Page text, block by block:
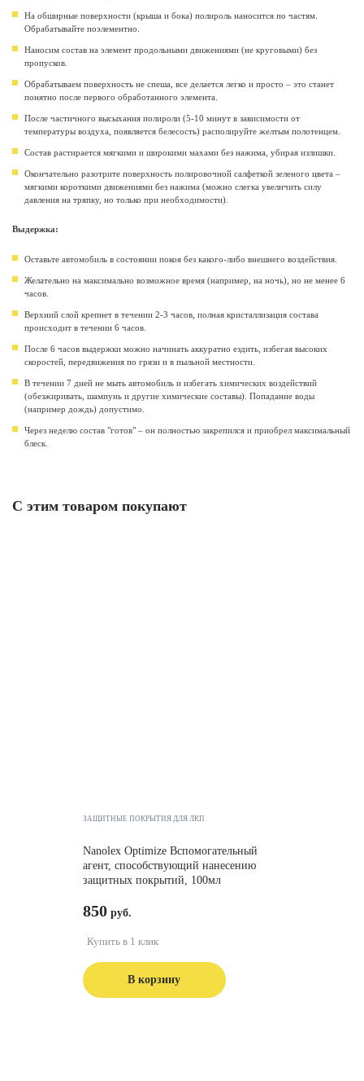
На обширные поверхности (крыша и бока) полироль наносится по частям.
Обрабатывайте поэлементно.
Наносим состав на элемент продольными движениями (не круговыми) без
пропусков.
Обрабатываем поверхность не спеша, все делается легко и просто – это станет
понятно после первого обработанного элемента.
После частичного высыхания полироли (5-10 минут в зависимости от
температуры воздуха, появляется белесость) располируйте желтым полотенцем.
Состав растирается мягкими и широкими махами без нажима, убирая излишки.
Окончательно разотрите поверхность полировочной салфеткой зеленого цвета –
мягкими короткими движениями без нажима (можно слегка увеличить силу
давления на тряпку, но только при необходимости).
Выдержка:
Оставьте автомобиль в состоянии покоя без какого-либо внешнего воздействия.
Желательно на максимально возможное время (например, на ночь), но не менее 6
часов.
Верхний слой крепнет в течении 2-3 часов, полная кристаллизация состава
происходит в течении 6 часов.
После 6 часов выдержки можно начинать аккуратно ездить, избегая высоких
скоростей, передвижения по грязи и в пыльной местности.
В течении 7 дней не мыть автомобиль и избегать химических воздействий
(обезжиривать, шампунь и другие химические составы). Попадание воды
(например дождь) допустимо.
Через неделю состав "готов" – он полностью закрепился и приобрел максимальный
блеск.
С этим товаром покупают
ЗАЩИТНЫЕ ПОКРЫТИЯ ДЛЯ ЛКП
Nanolex Optimize Вспомогательный
агент, способствующий нанесению
защитных покрытий, 100мл
850
В корзину
Купить в 1 клик